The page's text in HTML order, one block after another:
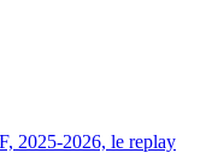
2025-2026, le replay